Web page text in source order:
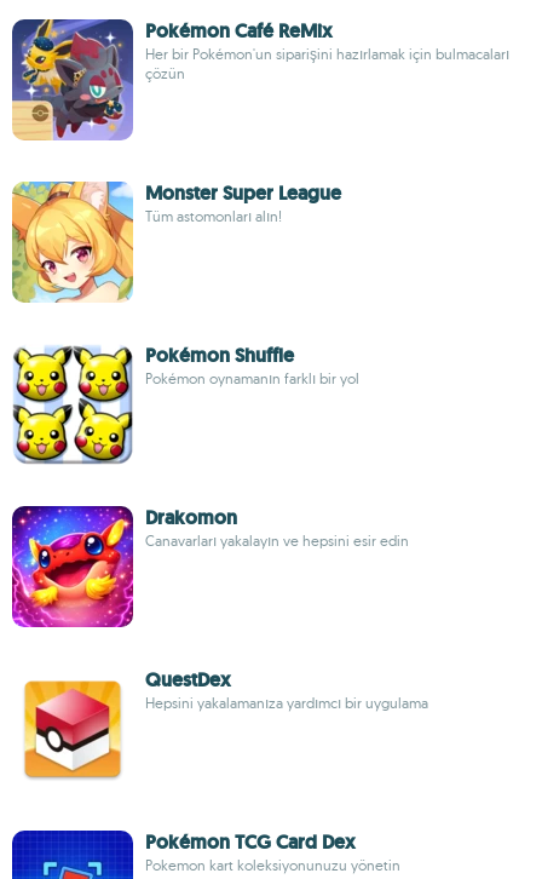
Pokémon Café ReMix
Her bir Pokémon'un siparişini hazırlamak için bulmacaları
çözün
Monster Super League
Tüm astomonları alın!
Pokémon Shuffle
Pokémon oynamanın farklı bir yol
Drakomon
Canavarları yakalayın ve hepsini esir edin
QuestDex
Hepsini yakalamanıza yardımcı bir uygulama
Pokémon TCG Card Dex
Pokemon kart koleksiyonunuzu yönetin